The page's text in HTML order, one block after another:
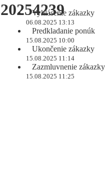
Vyhlásenie zákazky
06.08.2025 13:13
Predkladanie ponúk
15.08.2025 10:00
Ukončenie zákazky
15.08.2025 11:14
Zazmluvnenie zákazky
15.08.2025 11:25